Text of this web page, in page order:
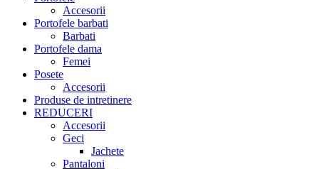
Accesorii
Portofele barbati
Barbati
Portofele dama
Femei
Posete
Accesorii
Produse de intretinere
REDUCERI
Accesorii
Geci
Jachete
Pantaloni